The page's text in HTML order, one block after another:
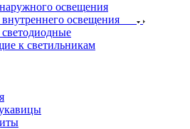
освещения
освещения
к светильникам